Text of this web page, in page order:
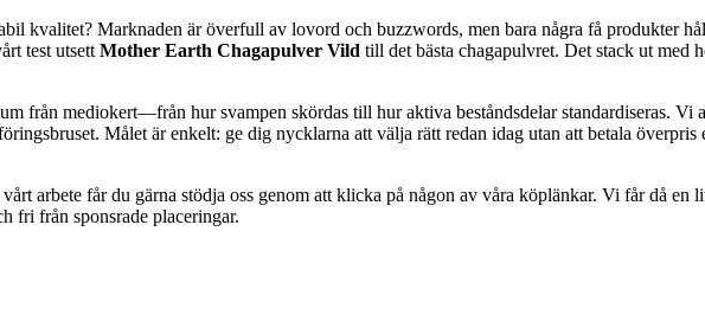
kvalitet? Marknaden är överfull av lovord och buzzwords, men bara några få produkter
test utsett Mother Earth Chagapulver Vild till det bästa chagapulvret. Det stack ut med
från mediokert—från hur svampen skördas till hur aktiva beståndsdelar standardiseras.
Målet är enkelt: ge dig nycklarna att välja rätt redan idag utan att betala
arbete får du gärna stödja oss genom att klicka på någon av våra köplänkar. Vi får då en
fri från sponsrade placeringar.